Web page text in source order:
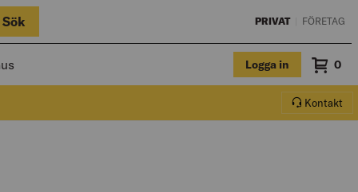
Sök PRIVAT FÖRETAG
Logga in 0
Kontakt